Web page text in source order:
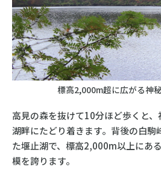
標高2,000m超に広がる神
高見の森を抜けて10分ほど歩くと
湖畔にたどり着きます。背後の白駒
た堰止湖で、標高2,000m以上にあ
模を誇ります。